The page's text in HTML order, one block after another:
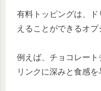
有料トッピングは、
えることができるオプ
例えば、チョコレー
リンクに深みと食感を